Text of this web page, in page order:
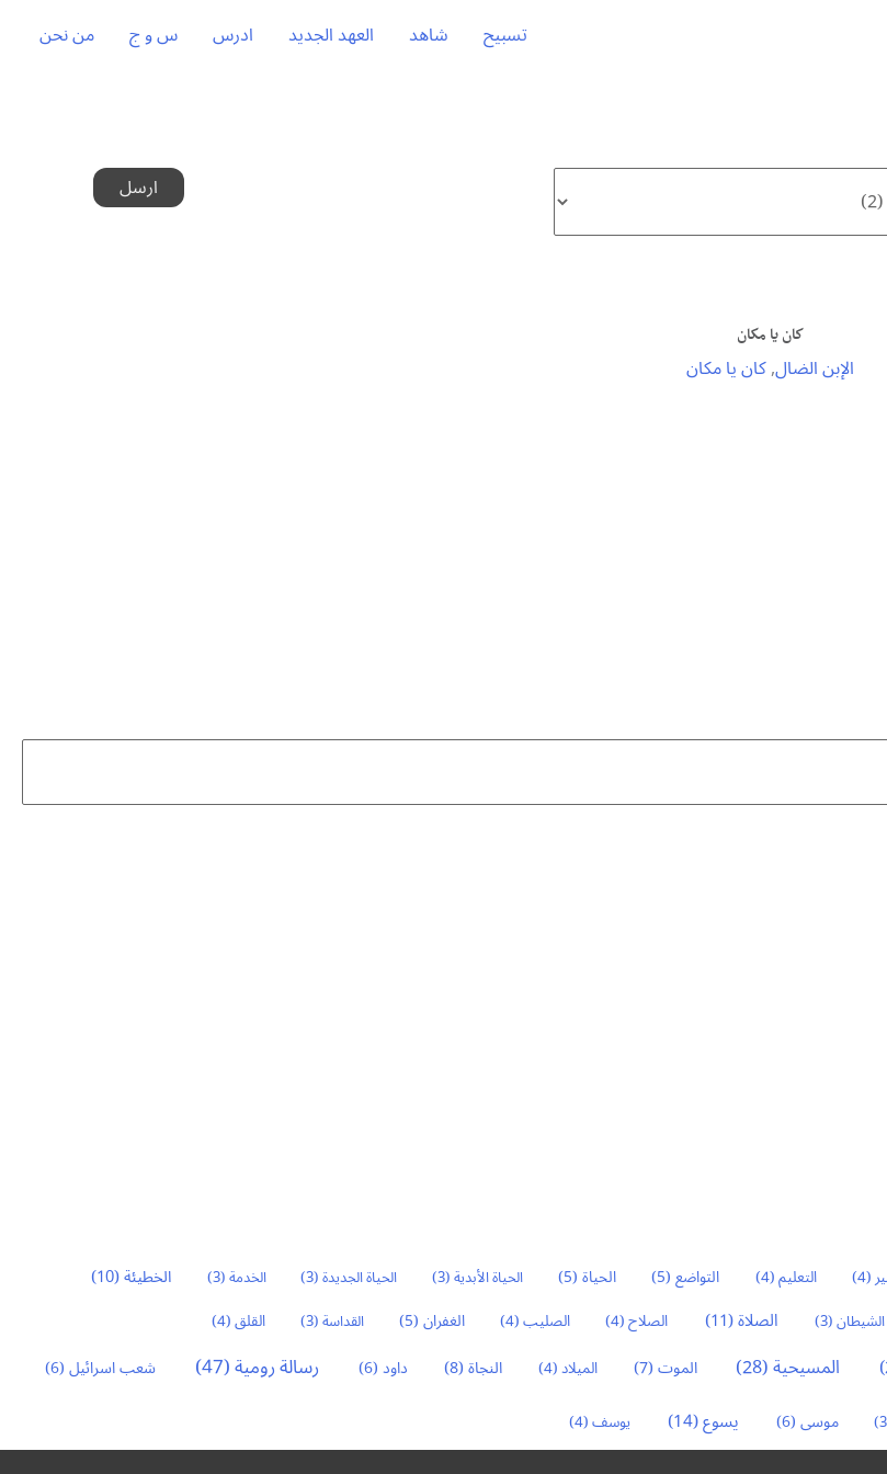
تسبيح شاهد العهد الجديد ادرس س و ج من نحن
كان يا مكان
الإبن الضال,كان يا مكان
(4) التعليم(4) التواضع(5) الحياة(5) الحياة الأبدية(3) الحياة الجديدة(3) الخدمة(3) الخطيئة(10)
الشيطان(3) الصلاة(11) الصلاح(4) الصليب(4) الغفران(5) القداسة(3) القلق(4)
المسيحية(28) الموت(7) الميلاد(4) النجاة(8) داود(6) رسالة رومية(47) شعب اسرائيل(6)
موسى(6) يسوع(14) يوسف(4)